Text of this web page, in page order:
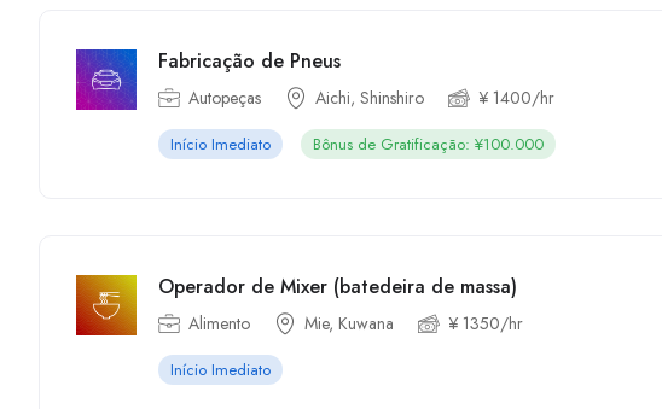
Fabricação de Pneus
Autopeças Aichi, Shinshiro ¥ 1400/hr
Início Imediato Bônus de Gratificação: ¥100.000
Operador de Mixer (batedeira de massa)
Alimento Mie, Kuwana ¥ 1350/hr
Início Imediato